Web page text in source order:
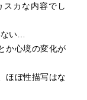
カな内容でし
い…
か心境の変化が
ほぼ性描写はな